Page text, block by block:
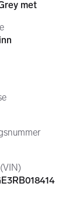
97105823
met